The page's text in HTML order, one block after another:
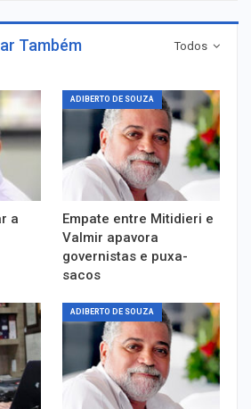
Todos
Também
a
ADIBERTO DE SOUZA
Empate entre Mitidieri e
Valmir apavora
governistas e puxa-
sacos
ADIBERTO DE SOUZA